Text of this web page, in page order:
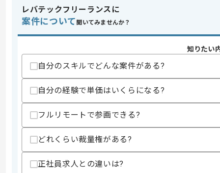
業界
スキル
求めるスキル
・PMO経験者
・オンプレサーバやネットワーク構成
・AWSやAzureなどクラウドの知見
歓迎スキル
・金融業界や生命保険のインフラ案件へ
・クラウド移行プロジェクト経験
・PMPやITILや基本情報または応用情報
レバテックフリーランスに
案件について 聞いてみませんか？
知りたい
自分のスキルでどんな案件がある?
自分の経験で単価はいくらになる?
フルリモートで参画できる?
どれくらい裁量権がある?
正社員求人との違いは?